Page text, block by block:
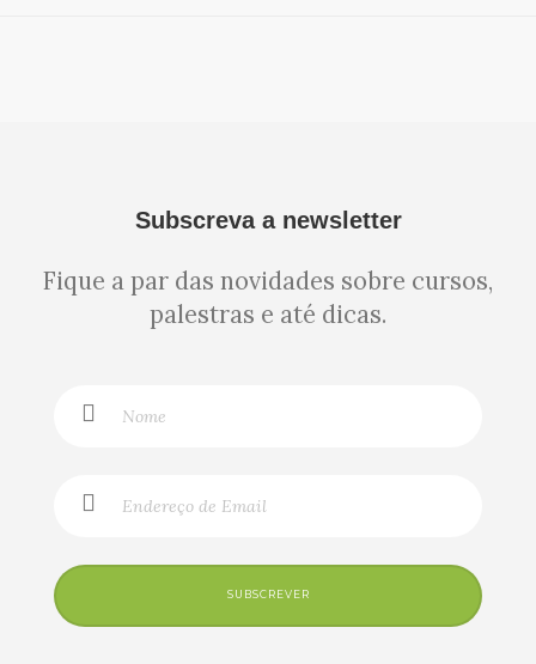
Subscreva a newsletter
Fique a par das novidades sobre cursos,
palestras e até dicas.
SUBSCREVER